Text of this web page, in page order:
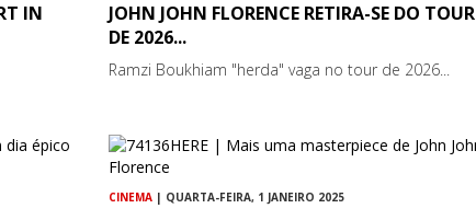
IN
JOHN JOHN FLORENCE RETIRA-SE DO TOUR
DE 2026...
Ramzi Boukhiam "herda" vaga no tour de 2026...
CINEMA | QUARTA-FEIRA, 1 JANEIRO 2025